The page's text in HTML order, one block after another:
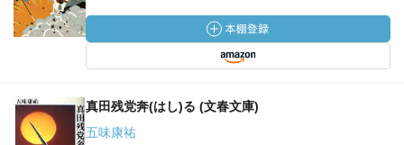
真田残党奔(はし)る (文春文庫)
五味康祐